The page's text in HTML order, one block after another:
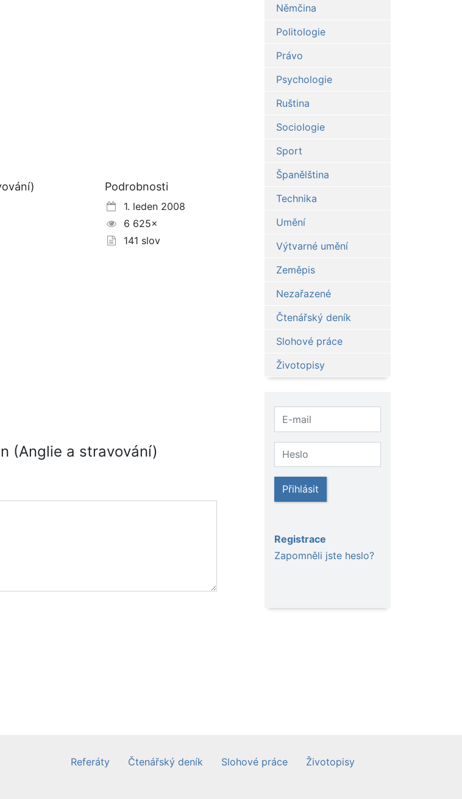
Podrobnosti
1. leden 2008
6 625×
141 slov
(Anglie a stravování)
Němčina
Politologie
Právo
Psychologie
Ruština
Sociologie
Sport
Španělština
Technika
Umění
Výtvarné umění
Zeměpis
Nezařazené
Čtenářský deník
Slohové práce
Životopisy
Přihlásit
Registrace
Zapomněli jste heslo?
Referáty Čtenářský deník Slohové práce Životopisy